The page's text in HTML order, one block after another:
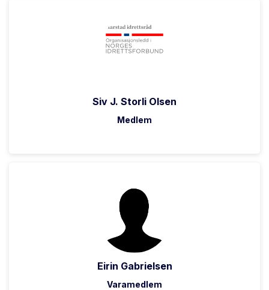
Siv J. Storli Olsen
Medlem
Eirin Gabrielsen
Varamedlem